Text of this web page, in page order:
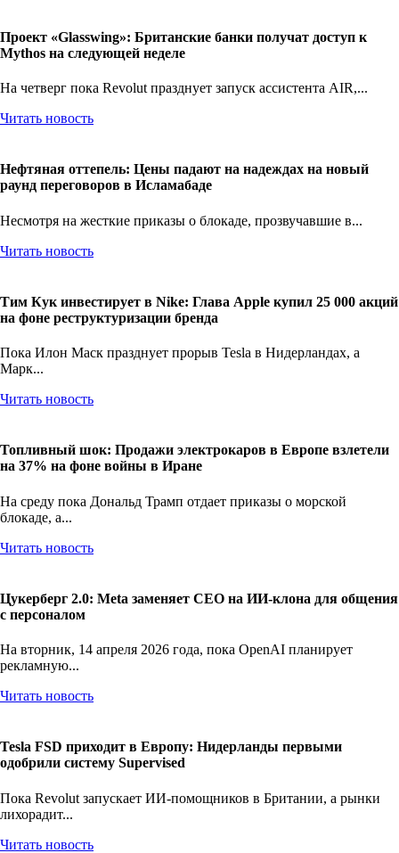
Проект «Glasswing»: Британские банки получат доступ к
Mythos на следующей неделе
На четверг пока Revolut празднует запуск ассистента AIR,...
Читать новость
Нефтяная оттепель: Цены падают на надеждах на новый
раунд переговоров в Исламабаде
Несмотря на жесткие приказы о блокаде, прозвучавшие в...
Читать новость
Тим Кук инвестирует в Nike: Глава Apple купил 25 000 акций
на фоне реструктуризации бренда
Пока Илон Маск празднует прорыв Tesla в Нидерландах, а
Марк...
Читать новость
Топливный шок: Продажи электрокаров в Европе взлетели
на 37% на фоне войны в Иране
На среду пока Дональд Трамп отдает приказы о морской
блокаде, а...
Читать новость
Цукерберг 2.0: Meta заменяет CEO на ИИ-клона для общения
с персоналом
На вторник, 14 апреля 2026 года, пока OpenAI планирует
рекламную...
Читать новость
Tesla FSD приходит в Европу: Нидерланды первыми
одобрили систему Supervised
Пока Revolut запускает ИИ-помощников в Британии, а рынки
лихорадит...
Читать новость